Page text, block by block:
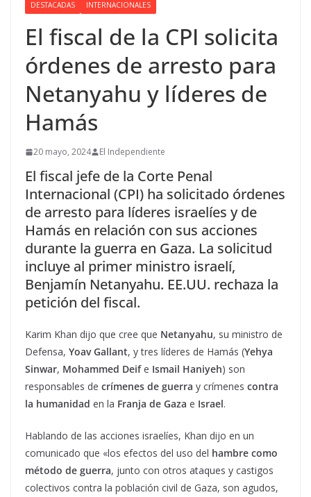
DESTACADAS INTERNACIONALES
El fiscal de la CPI solicita
órdenes de arresto para
Netanyahu y líderes de
Hamás
20 mayo, 2024 El Independiente
El fiscal jefe de la Corte Penal
Internacional (CPI) ha solicitado órdenes
de arresto para líderes israelíes y de
Hamás en relación con sus acciones
durante la guerra en Gaza. La solicitud
incluye al primer ministro israelí,
Benjamín Netanyahu. EE.UU. rechaza la
petición del fiscal.
Karim Khan dijo que cree que Netanyahu, su ministro de
Defensa, Yoav Gallant, y tres líderes de Hamás (Yehya
Sinwar, Mohammed Deife Ismail Haniyeh) son
responsables de crímenes de guerra y crímenes contra
la humanidad en la Franja de Gaza e Israel.
Hablando de las acciones israelíes, Khan dijo en un
comunicado que «los efectos del uso del hambre como
método de guerra, junto con otros ataques y castigos
colectivos contra la población civil de Gaza, son agudos,